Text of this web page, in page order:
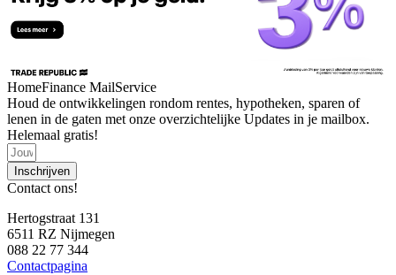
HomeFinance MailService
Houd de ontwikkelingen rondom rentes, hypotheken, sparen of
lenen in de gaten met onze overzichtelijke Updates in je mailbox.
Helemaal gratis!
Inschrijven
Contact ons!
Hertogstraat 131
6511 RZ Nijmegen
088 22 77 344
Contactpagina